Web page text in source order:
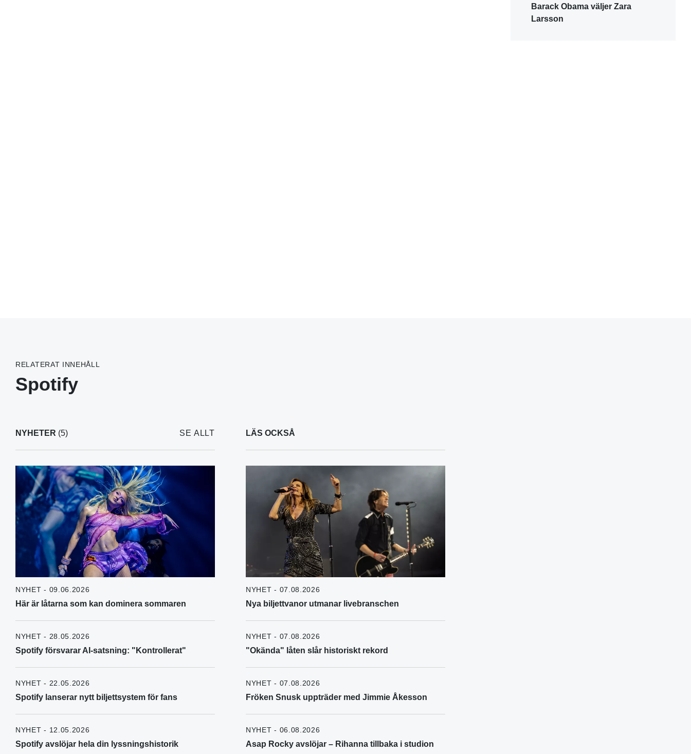
Barack Obama väljer Zara
Larsson
RELATERAT INNEHÅLL
Spotify
NYHETER (5) SE ALLT
NYHET - 09.06.2026
Här är låtarna som kan dominera sommaren
NYHET - 28.05.2026
Spotify försvarar AI-satsning: "Kontrollerat"
NYHET - 22.05.2026
Spotify lanserar nytt biljettsystem för fans
NYHET - 12.05.2026
Spotify avslöjar hela din lyssningshistorik
LÄS OCKSÅ
NYHET - 07.08.2026
Nya biljettvanor utmanar livebranschen
NYHET - 07.08.2026
"Okända" låten slår historiskt rekord
NYHET - 07.08.2026
Fröken Snusk uppträder med Jimmie Åkesson
NYHET - 06.08.2026
Asap Rocky avslöjar – Rihanna tillbaka i studion